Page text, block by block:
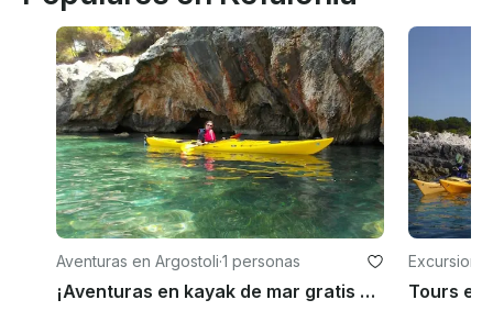
Aventuras en Argostoli·1 personas
¡Aventuras en kayak de mar gratis en la costa de Cefalonia en Grecia! Tours en